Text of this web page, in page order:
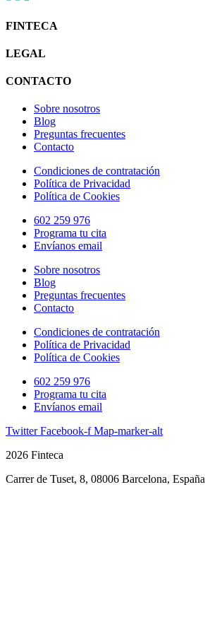
FINTECA
LEGAL
CONTACTO
Sobre nosotros
Blog
Preguntas frecuentes
Contacto
Condiciones de contratación
Política de Privacidad
Política de Cookies
602 259 976
Programa tu cita
Envíanos email
Sobre nosotros
Blog
Preguntas frecuentes
Contacto
Condiciones de contratación
Política de Privacidad
Política de Cookies
602 259 976
Programa tu cita
Envíanos email
Twitter Facebook-f Map-marker-alt
2026 Finteca
Carrer de Tuset, 8, 08006 Barcelona, España